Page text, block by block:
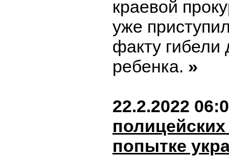
краевой
уже
факту гибели
ребенка. »
22.2.2022
попытке